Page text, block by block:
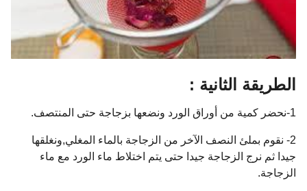
الطريقة الثانية :
1-نحضر كمية من أوراق الورد ونضعها بزجاجة حتى المنتصف.
2- نقوم بملئ النصف الآخر من الزجاجة بالماء المغلي,ونغلقها
جيدا ثم نرج الزجاجة جيدا حتى يتم اختلاط ماء الورد مع ماء
الزجاجة.